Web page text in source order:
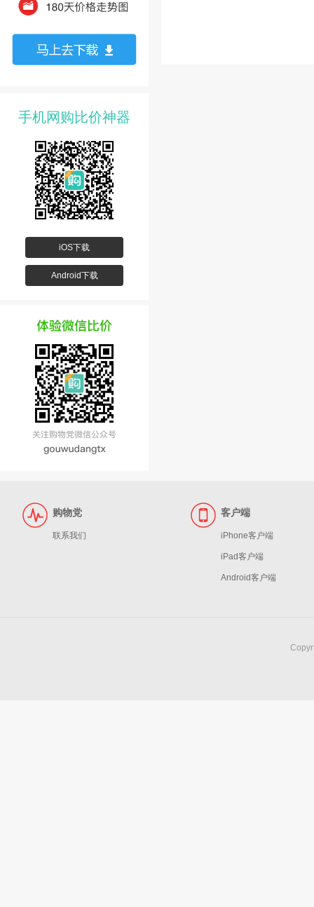
手机网购比价神器
iOS下载
Android下载
购物党
联系我们
客户端
iPhone客户端
iPad客户端
Android客户端